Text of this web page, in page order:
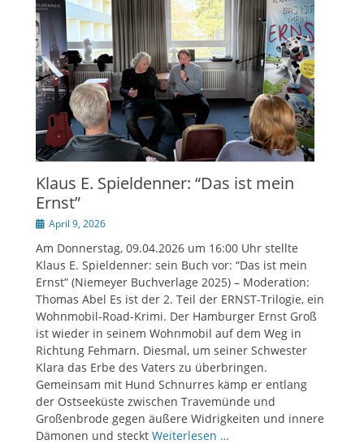
Klaus E. Spieldenner: “Das ist mein
Ernst”
Veröffentlicht
April 9, 2026
Am Donnerstag, 09.04.2026 um 16:00 Uhr stellte
Klaus E. Spieldenner: sein Buch vor: “Das ist mein
Ernst” (Niemeyer Buchverlage 2025) – Moderation:
Thomas Abel Es ist der 2. Teil der ERNST-Trilogie, ein
Wohnmobil-Road-Krimi. Der Hamburger Ernst Groß
ist wieder in seinem Wohnmobil auf dem Weg in
Richtung Fehmarn. Diesmal, um seiner Schwester
Klara das Erbe des Vaters zu überbringen.
Gemeinsam mit Hund Schnurres kämp er entlang
der Ostseeküste zwischen Travemünde und
Großenbrode gegen äußere Widrigkeiten und innere
Dämonen und steckt Weiterlesen …